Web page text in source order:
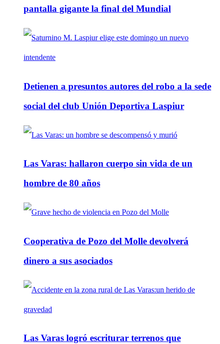
pantalla gigante la final del Mundial
Detienen a presuntos autores del robo a la sede
social del club Unión Deportiva Laspiur
Las Varas: hallaron cuerpo sin vida de un
hombre de 80 años
Cooperativa de Pozo del Molle devolverá
dinero a sus asociados
Las Varas logró escriturar terrenos que